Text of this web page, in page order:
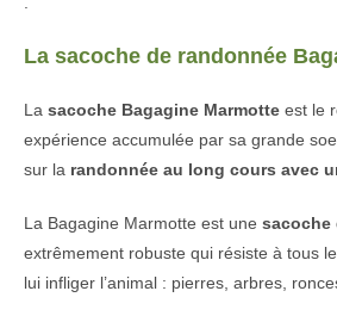
La sacoche de randonnée
La sacoche Bagagine Marmotte est le
expérience accumulée par sa grande
sur la randonnée au long cours avec
La Bagagine Marmotte est une sacoche
extrêmement robuste qui résiste à tous
lui infliger l’animal : pierres, arbres,